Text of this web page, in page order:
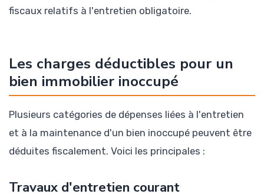
fiscaux relatifs à l'entretien obligatoire.
Les charges déductibles pour un
bien immobilier inoccupé
Plusieurs catégories de dépenses liées à l'entretien
et à la maintenance d'un bien inoccupé peuvent être
déduites fiscalement. Voici les principales :
Travaux d'entretien courant